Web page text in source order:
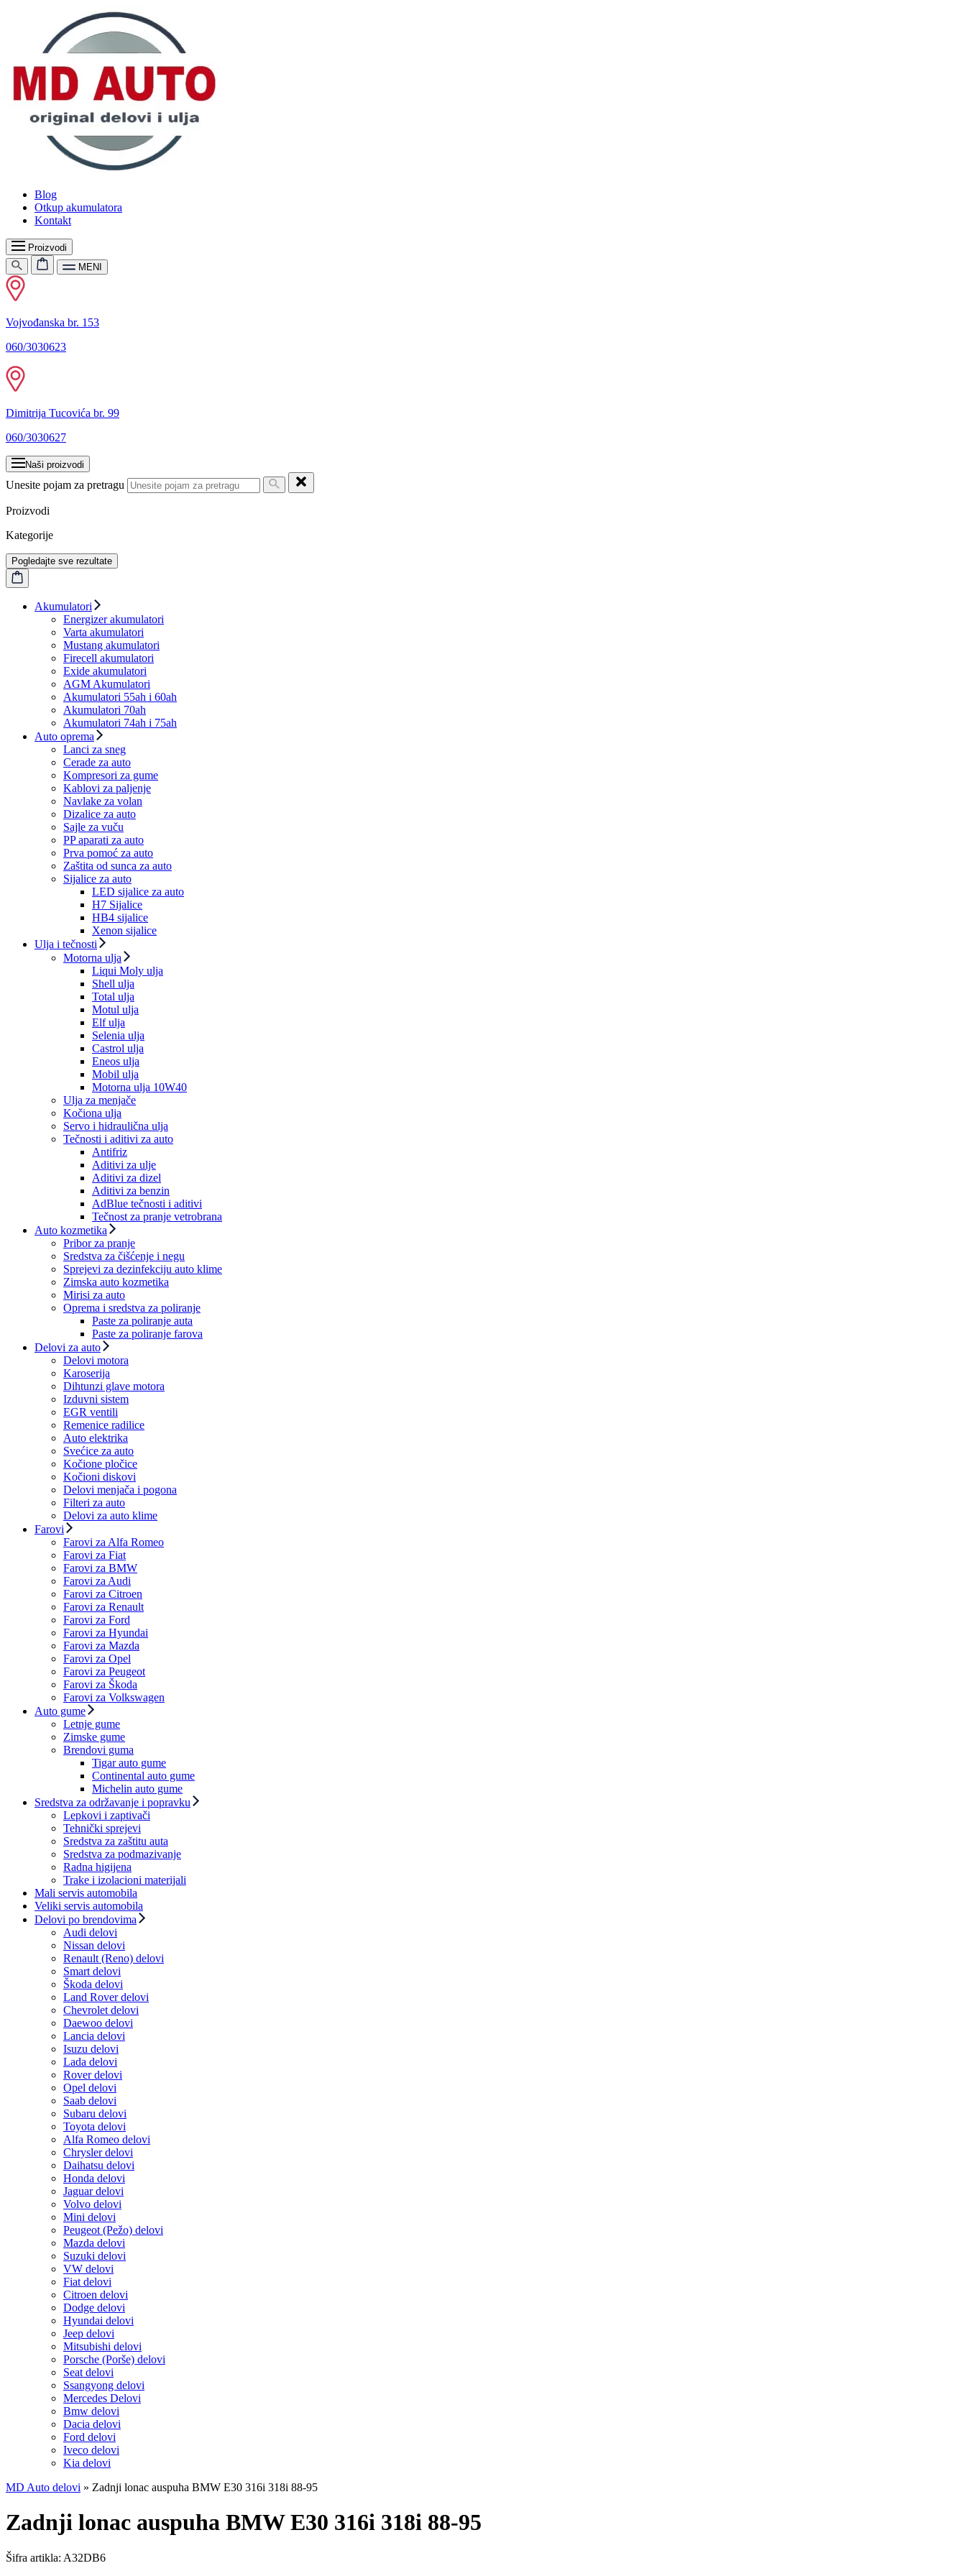
Blog
Otkup akumulatora
Kontakt
Proizvodi
MENI
Vojvođanska br. 153
060/3030623
Dimitrija Tucovića br. 99
060/3030627
Naši proizvodi
Unesite pojam za pretragu
Proizvodi
Kategorije
Pogledajte sve rezultate
Akumulatori
Energizer akumulatori
Varta akumulatori
Mustang akumulatori
Firecell akumulatori
Exide akumulatori
AGM Akumulatori
Akumulatori 55ah i 60ah
Akumulatori 70ah
Akumulatori 74ah i 75ah
Auto oprema
Lanci za sneg
Cerade za auto
Kompresori za gume
Kablovi za paljenje
Navlake za volan
Dizalice za auto
Sajle za vuču
PP aparati za auto
Prva pomoć za auto
Zaštita od sunca za auto
Sijalice za auto
LED sijalice za auto
H7 Sijalice
HB4 sijalice
Xenon sijalice
Ulja i tečnosti
Motorna ulja
Liqui Moly ulja
Shell ulja
Total ulja
Motul ulja
Elf ulja
Selenia ulja
Castrol ulja
Eneos ulja
Mobil ulja
Motorna ulja 10W40
Ulja za menjače
Kočiona ulja
Servo i hidraulična ulja
Tečnosti i aditivi za auto
Antifriz
Aditivi za ulje
Aditivi za dizel
Aditivi za benzin
AdBlue tečnosti i aditivi
Tečnost za pranje vetrobrana
Auto kozmetika
Pribor za pranje
Sredstva za čišćenje i negu
Sprejevi za dezinfekciju auto klime
Zimska auto kozmetika
Mirisi za auto
Oprema i sredstva za poliranje
Paste za poliranje auta
Paste za poliranje farova
Delovi za auto
Delovi motora
Karoserija
Dihtunzi glave motora
Izduvni sistem
EGR ventili
Remenice radilice
Auto elektrika
Svećice za auto
Kočione pločice
Kočioni diskovi
Delovi menjača i pogona
Filteri za auto
Delovi za auto klime
Farovi
Farovi za Alfa Romeo
Farovi za Fiat
Farovi za BMW
Farovi za Audi
Farovi za Citroen
Farovi za Renault
Farovi za Ford
Farovi za Hyundai
Farovi za Mazda
Farovi za Opel
Farovi za Peugeot
Farovi za Škoda
Farovi za Volkswagen
Auto gume
Letnje gume
Zimske gume
Brendovi guma
Tigar auto gume
Continental auto gume
Michelin auto gume
Sredstva za održavanje i popravku
Lepkovi i zaptivači
Tehnički sprejevi
Sredstva za zaštitu auta
Sredstva za podmazivanje
Radna higijena
Trake i izolacioni materijali
Mali servis automobila
Veliki servis automobila
Delovi po brendovima
Audi delovi
Nissan delovi
Renault (Reno) delovi
Smart delovi
Škoda delovi
Land Rover delovi
Chevrolet delovi
Daewoo delovi
Lancia delovi
Isuzu delovi
Lada delovi
Rover delovi
Opel delovi
Saab delovi
Subaru delovi
Toyota delovi
Alfa Romeo delovi
Chrysler delovi
Daihatsu delovi
Honda delovi
Jaguar delovi
Volvo delovi
Mini delovi
Peugeot (Pežo) delovi
Mazda delovi
Suzuki delovi
VW delovi
Fiat delovi
Citroen delovi
Dodge delovi
Hyundai delovi
Jeep delovi
Mitsubishi delovi
Porsche (Porše) delovi
Seat delovi
Ssangyong delovi
Mercedes Delovi
Bmw delovi
Dacia delovi
Ford delovi
Iveco delovi
Kia delovi
MD Auto delovi » Zadnji lonac auspuha BMW E30 316i 318i 88-95
Zadnji lonac auspuha BMW E30 316i 318i 88-95
Šifra artikla: A32DB6